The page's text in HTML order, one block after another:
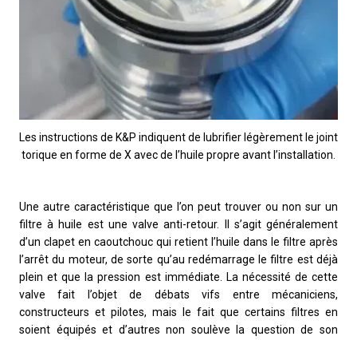
Les instructions de K&P indiquent de lubrifier légèrement le joint
torique en forme de X avec de l’huile propre avant l’installation.
Une autre caractéristique que l’on peut trouver ou non sur un
filtre à huile est une valve anti-retour. Il s’agit généralement
d’un clapet en caoutchouc qui retient l’huile dans le filtre après
l’arrêt du moteur, de sorte qu’au redémarrage le filtre est déjà
plein et que la pression est immédiate. La nécessité de cette
valve fait l’objet de débats vifs entre mécaniciens,
constructeurs et pilotes, mais le fait que certains filtres en
soient équipés et d’autres non soulève la question de son